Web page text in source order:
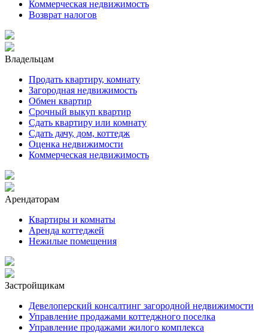
Коммерческая недвижимость
Возврат налогов
Владельцам
Продать квартиру, комнату
Загородная недвижимость
Обмен квартир
Срочный выкуп квартир
Сдать квартиру или комнату
Сдать дачу, дом, коттедж
Оценка недвижимости
Коммерческая недвижимость
Арендаторам
Квартиры и комнаты
Аренда коттеджей
Нежилые помещения
Застройщикам
Девелоперский консалтинг загородной недвижимости
Управление продажами коттеджного поселка
Управление продажами жилого комплекса